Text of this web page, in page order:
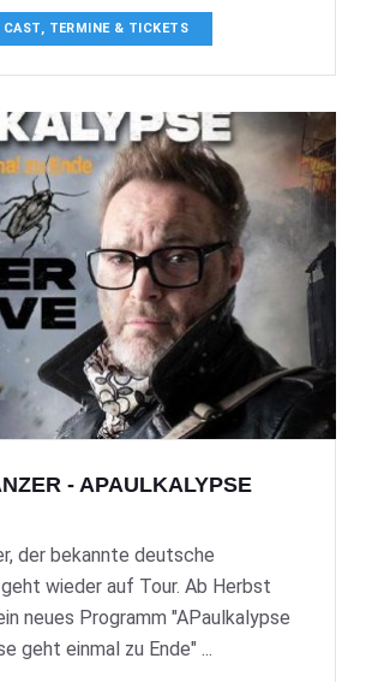
CAST, TERMINE & TICKETS
- APAULKALYPSE
der bekannte deutsche
wieder auf Tour. Ab Herbst
neues Programm "APaulkalypse
geht einmal zu Ende" ...